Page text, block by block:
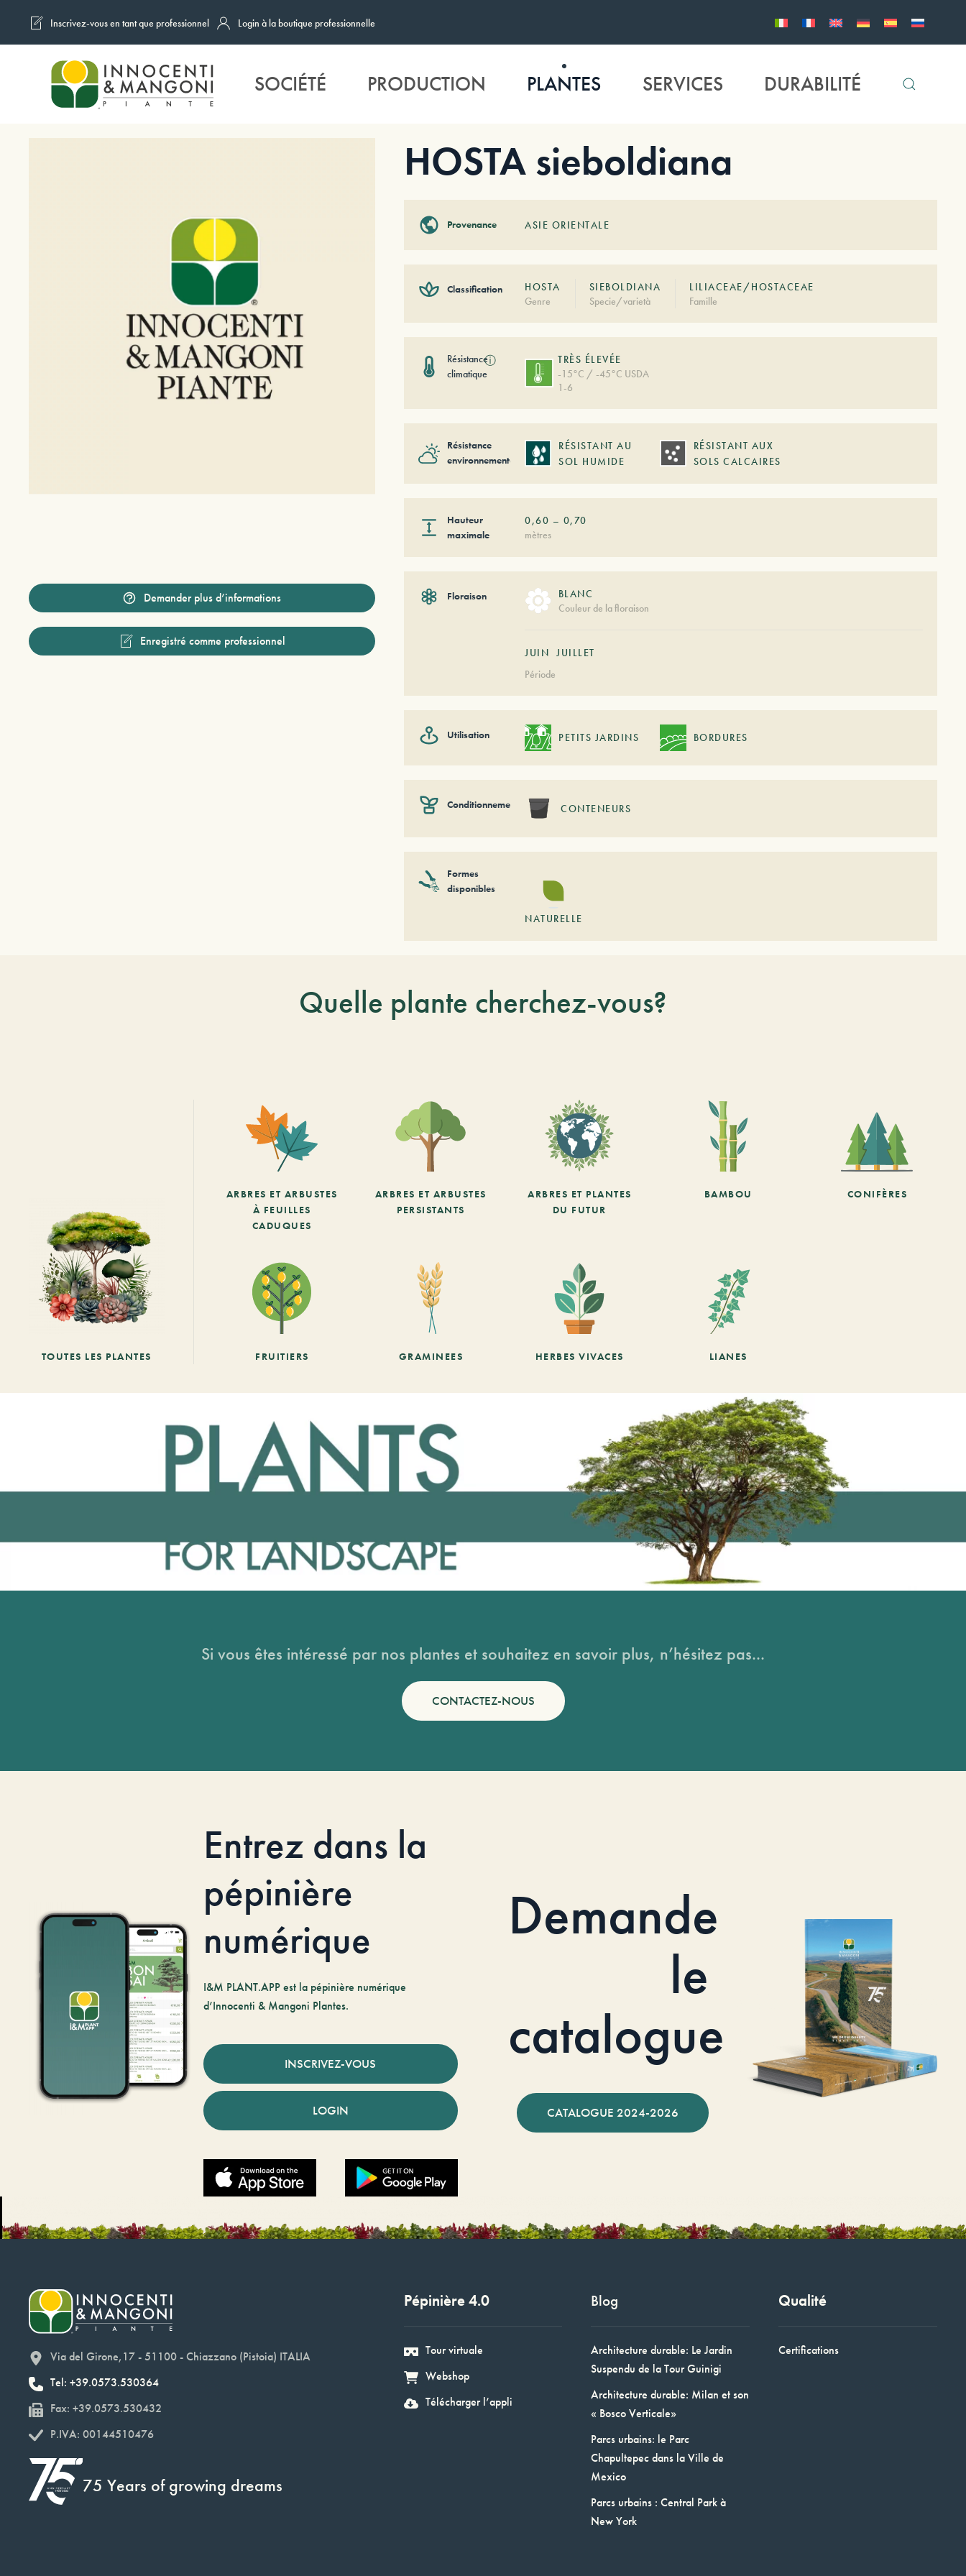
Skip to main content
Inscrivez-vous en tant que professionnel Login à la boutique professionnelle
SOCIÉTÉ PRODUCTION PLANTES SERVICES DURABILITÉ
Demander plus d’informations
Enregistré comme professionnel
HOSTA sieboldiana
Provenance ASIE ORIENTALE
Classification
HOSTA
Genre
SIEBOLDIANA
Specie/varietà
LILIACEAE/HOSTACEAE
Famille
Résistance
climatique
ⓘ
TRÈS ÉLEVÉE
-15°C / -45°C USDA
1-6
Résistance
environnementale
RÉSISTANT AU
SOL HUMIDE
RÉSISTANT AUX
SOLS CALCAIRES
Hauteur
maximale
0,60 – 0,70
mètres
Floraison
BLANC
Couleur de la floraison
JUIN
JUILLET
Période
Utilisation PETITS JARDINS BORDURES
Conditionnement CONTENEURS
Formes
disponibles
NATURELLE
Quelle plante cherchez-vous?
TOUTES LES PLANTES
ARBRES ET ARBUSTES
À FEUILLES
CADUQUES
ARBRES ET ARBUSTES
PERSISTANTS
ARBRES ET PLANTES
DU FUTUR
BAMBOU CONIFÈRES
FRUITIERS GRAMINEES HERBES VIVACES LIANES
Si vous êtes intéressé par nos plantes et souhaitez en savoir plus, n’hésitez pas...
CONTACTEZ-NOUS
Entrez dans la
pépinière
numérique
I&M PLANT.APP est la pépinière numérique
d’Innocenti & Mangoni Plantes.
INSCRIVEZ-VOUS
LOGIN
Demande
le
catalogue
CATALOGUE 2024-2026
Via del Girone,17 - 51100 - Chiazzano (Pistoia) ITALIA
Tel: +39.0573.530364
Fax: +39.0573.530432
P.IVA: 00144510476
75 Years of growing dreams
Pépinière 4.0
Tour virtuale
Webshop
Télécharger l’appli
Blog
Architecture durable: Le Jardin
Suspendu de la Tour Guinigi
Architecture durable: Milan et son
« Bosco Verticale»
Parcs urbains: le Parc
Chapultepec dans la Ville de
Mexico
Parcs urbains : Central Park à
New York
Qualité
Certifications